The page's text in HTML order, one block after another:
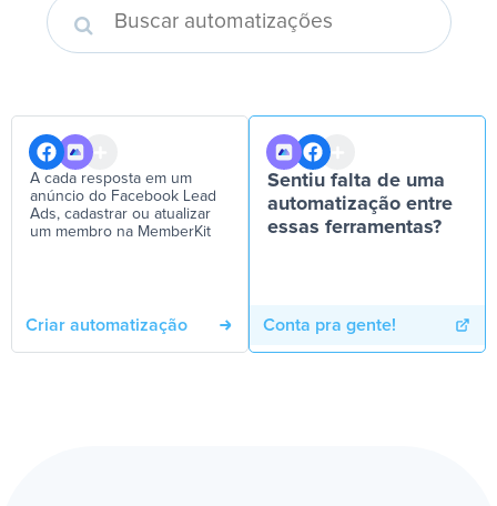
A cada resposta em um
anúncio do Facebook Lead
Ads, cadastrar ou atualizar
um membro na MemberKit
Criar automatização
Sentiu falta de uma
automatização entre
essas ferramentas?
Conta pra gente!